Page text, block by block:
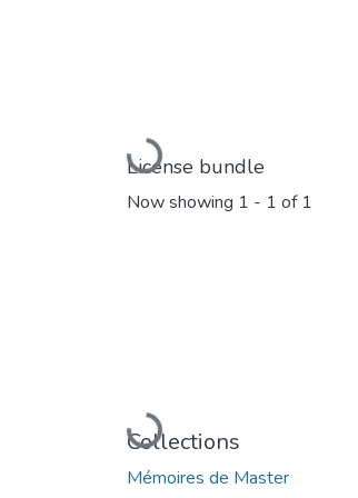
Loading...
License bundle
Now showing 1 - 1 of 1
Loading...
Collections
Mémoires de Master